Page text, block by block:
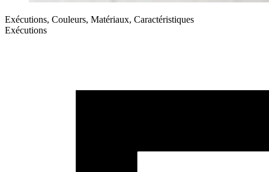
Exécutions, Couleurs, Matériaux, Caractéristiques
Exécutions